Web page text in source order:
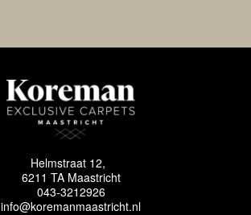
Helmstraat 12,
6211 TA Maastricht
043-3212926
info@koremanmaastricht.nl